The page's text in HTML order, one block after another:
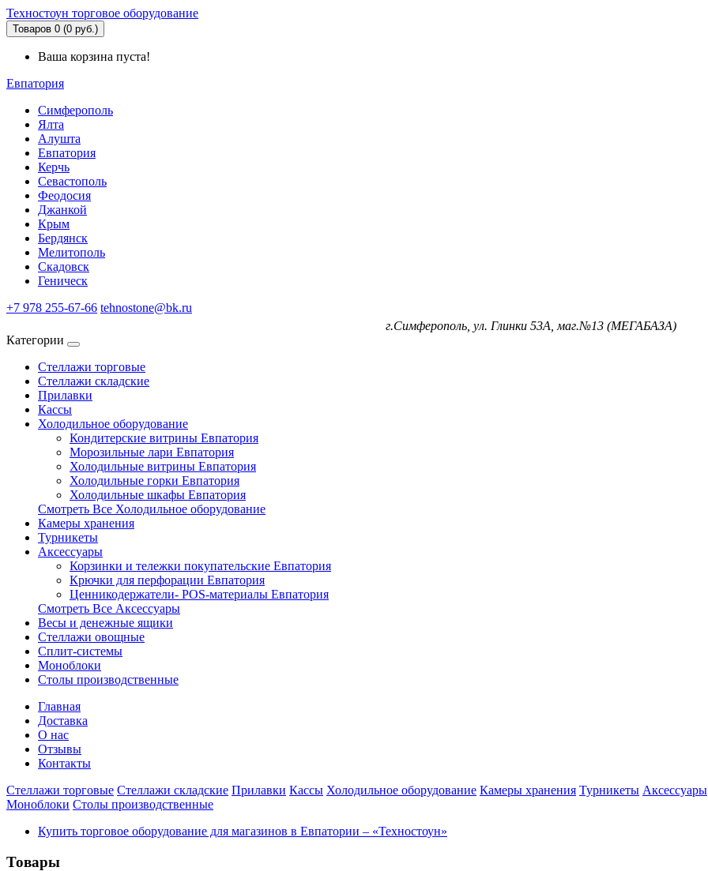
Техностоун торговое оборудование
Товаров 0 (0 руб.)
Ваша корзина пуста!
Евпатория
Симферополь
Ялта
Алушта
Евпатория
Керчь
Севастополь
Феодосия
Джанкой
Крым
Бердянск
Мелитополь
Скадовск
Геническ
+7 978 255-67-66 tehnostone@bk.ru
г.Симферополь, ул. Глинки 53А, маг.№13 (МЕГАБАЗА)
Категории
Стеллажи торговые
Стеллажи складские
Прилавки
Кассы
Холодильное оборудование
Кондитерские витрины Евпатория
Морозильные лари Евпатория
Холодильные витрины Евпатория
Холодильные горки Евпатория
Холодильные шкафы Евпатория
Смотреть Все Холодильное оборудование
Камеры хранения
Турникеты
Аксессуары
Корзинки и тележки покупательские Евпатория
Крючки для перфорации Евпатория
Ценникодержатели- POS-материалы Евпатория
Смотреть Все Аксессуары
Весы и денежные ящики
Стеллажи овощные
Сплит-системы
Моноблоки
Столы производственные
Главная
Доставка
О нас
Отзывы
Контакты
Стеллажи торговые Стеллажи складские Прилавки Кассы Холодильное оборудование Камеры хранения Турникеты Аксессуары
Моноблоки Столы производственные
Купить торговое оборудование для магазинов в Евпатории – «Техностоун»
Товары